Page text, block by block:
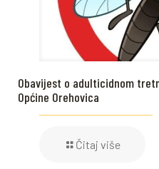
Obavijest o adulticidnom
Općine Orehovica
Čitaj više